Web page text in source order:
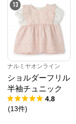
13
ナルミヤオンライン
ショルダーフリル
半袖チュニック
4.8
(13件)